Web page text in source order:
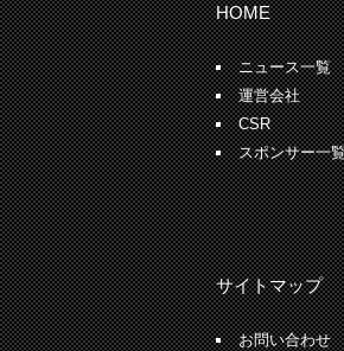
HOME
ニュース一覧
運営会社
CSR
スポンサー一
サイトマップ
お問い合わせ